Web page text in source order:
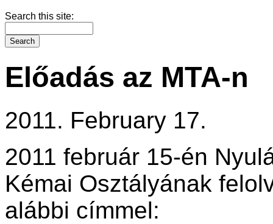
Search this site:
Előadás az MTA-n
2011. February 17.
2011 február 15-én
Kémai Osztályának
alábbi címmel: